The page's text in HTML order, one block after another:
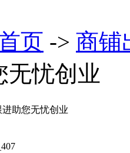
页 -> 商铺
无忧创业
助您无忧创业